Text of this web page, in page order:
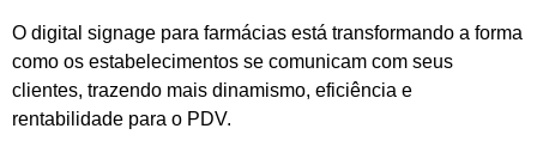
O digital signage para farmácias está transformando a forma
como os estabelecimentos se comunicam com seus
clientes, trazendo mais dinamismo, eficiência e
rentabilidade para o PDV.